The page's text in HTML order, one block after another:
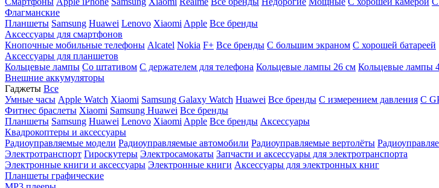
Флагманские
Планшеты Samsung Huawei Lenovo Xiaomi Apple Все бренды
Аксессуары для смартфонов
Кнопочные мобильные телефоны Alcatel Nokia F+ Все бренды С большим экраном С хорошей батареей
Аксессуары для планшетов
Кольцевые лампы Со штативом C держателем для телефона Кольцевые лампы 26 см Кольцевые лампы
Внешние аккумуляторы
Гаджеты Все
Умные часы Apple Watch Xiaomi Samsung Galaxy Watch Huawei Все бренды C измерением давления C
Фитнес браслеты Xiaomi Samsung Huawei Все бренды
Планшеты Samsung Huawei Lenovo Xiaomi Apple Все бренды Аксессуары
Квадрокоптеры и аксессуары
Радиоуправляемые модели Радиоуправляемые автомобили Радиоуправляемые вертолёты
Электротранспорт Гироскутеры Электросамокаты Запчасти и аксессуары для электротранспорта
Электронные книги и аксессуары Электронные книги Аксессуары для электронных книг
Планшеты графические